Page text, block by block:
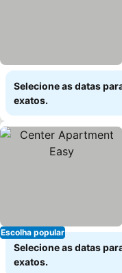
Selecione as datas
exatos.
Escolha popular
Selecione as datas
exatos.